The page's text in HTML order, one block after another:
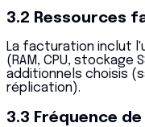
3.2 Ressources
La facturation inclut
(RAM, CPU, stockage
additionnels choisis
réplication).
3.3 Fréquence